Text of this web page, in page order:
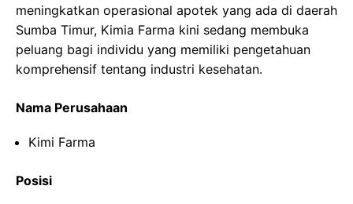
meningkatkan operasional apotek yang ada di daerah
Sumba Timur, Kimia Farma kini sedang membuka
peluang bagi individu yang memiliki pengetahuan
komprehensif tentang industri kesehatan.
Nama Perusahaan
Kimi Farma
Posisi